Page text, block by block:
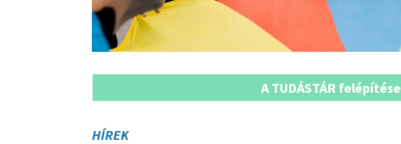
A TUDÁSTÁR felépítése
HÍREK